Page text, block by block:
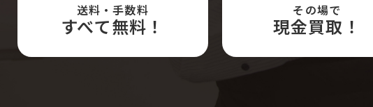
送料・手数料
すべて無料！
その場で
現金買取！